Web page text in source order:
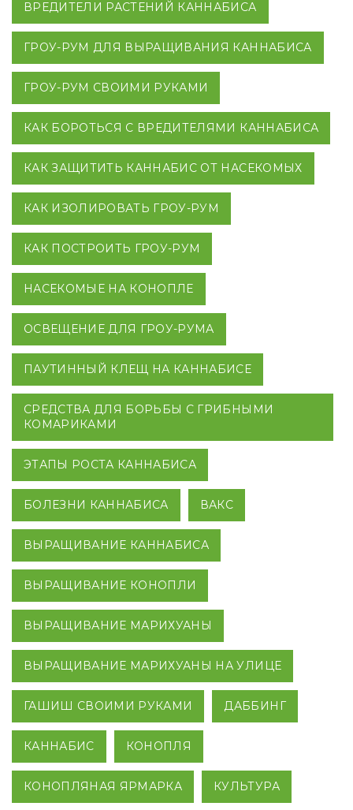
ВРЕДИТЕЛИ РАСТЕНИЙ КАННАБИСА
ГРОУ-РУМ ДЛЯ ВЫРАЩИВАНИЯ КАННАБИСА
ГРОУ-РУМ СВОИМИ РУКАМИ
КАК БОРОТЬСЯ С ВРЕДИТЕЛЯМИ КАННАБИСА
КАК ЗАЩИТИТЬ КАННАБИС ОТ НАСЕКОМЫХ
КАК ИЗОЛИРОВАТЬ ГРОУ-РУМ
КАК ПОСТРОИТЬ ГРОУ-РУМ
НАСЕКОМЫЕ НА КОНОПЛЕ
ОСВЕЩЕНИЕ ДЛЯ ГРОУ-РУМА
ПАУТИННЫЙ КЛЕЩ НА КАННАБИСЕ
СРЕДСТВА ДЛЯ БОРЬБЫ С ГРИБНЫМИ
КОМАРИКАМИ
ЭТАПЫ РОСТА КАННАБИСА
БОЛЕЗНИ КАННАБИСА ВАКС
ВЫРАЩИВАНИЕ КАННАБИСА
ВЫРАЩИВАНИЕ КОНОПЛИ
ВЫРАЩИВАНИЕ МАРИХУАНЫ
ВЫРАЩИВАНИЕ МАРИХУАНЫ НА УЛИЦЕ
ГАШИШ СВОИМИ РУКАМИ ДАББИНГ
КАННАБИС КОНОПЛЯ
КОНОПЛЯНАЯ ЯРМАРКА КУЛЬТУРА